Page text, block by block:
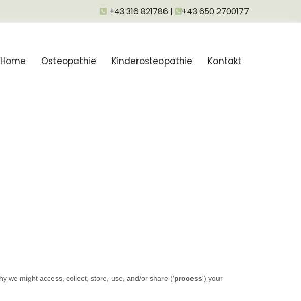
 +43 316 821786 |  +43 650 2700177
Home Osteopathie Kinderosteopathie Kontakt